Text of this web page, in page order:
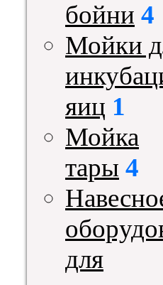
бойни 4
Мойки
яиц 1
Мойка
тары 4
для